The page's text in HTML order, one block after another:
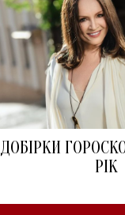
ДОБІРКИ
РІК